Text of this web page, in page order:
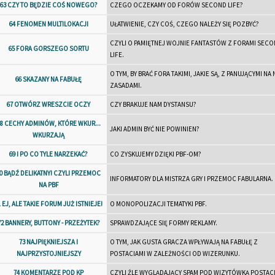
63 CZY TO BĘDZIE COŚ NOWEGO? CZEGO OCZEKAMY OD FORÓW SECOND LIFE?
64 FENOMEN MULTILOKACJI UŁATWIENIE, CZY COŚ, CZEGO NALEŻY SIĘ POZBYĆ?
65 FORA GORSZEGO SORTU
CZYLI O PAMIĘTNEJ WOJNIE FANTASTÓW Z FORAMI
LIFE.
66 SKAZANY NA FABUŁĘ
O TYM, BY BRAĆ FORA TAKIMI, JAKIE SĄ, Z PANUJĄCYMI NA
ZASADAMI.
67 OTWÓRZ WRESZCIE OCZY CZY BRAKUJE NAM DYSTANSU?
CECHY ADMINÓW, KTÓRE WKUR...
WKURZAJĄ
JAKI ADMIN BYĆ NIE POWINIEN?
69 I PO CO TYLE NARZEKAĆ? CO ZYSKUJEMY DZIĘKI PBF-OM?
BĄDŹ DELIKATNY! CZYLI PRZEMOC
NA PBF
INFORMATORY DLA MISTRZA GRY I PRZEMOC FABULARNA.
EJ, ALE TAKIE FORUM JUŻ ISTNIEJE! O MONOPOLIZACJI TEMATYKI PBF.
BANNERY, BUTTONY - PRZEŻYTEK? SPRAWDZAJĄCE SIĘ FORMY REKLAMY.
73 NAJPIĘKNIEJSZA I
NAJPRZYSTOJNIEJSZY
O TYM, JAK GUSTA GRACZA WPŁYWAJĄ NA FABUŁĘ Z
POSTACIAMI W ZALEŻNOŚCI OD WIZERUNKU.
74 KOMENTARZE POD KP CZYLI ŹLE WYGLĄDAJĄCY SPAM POD WIZYTÓWKĄ